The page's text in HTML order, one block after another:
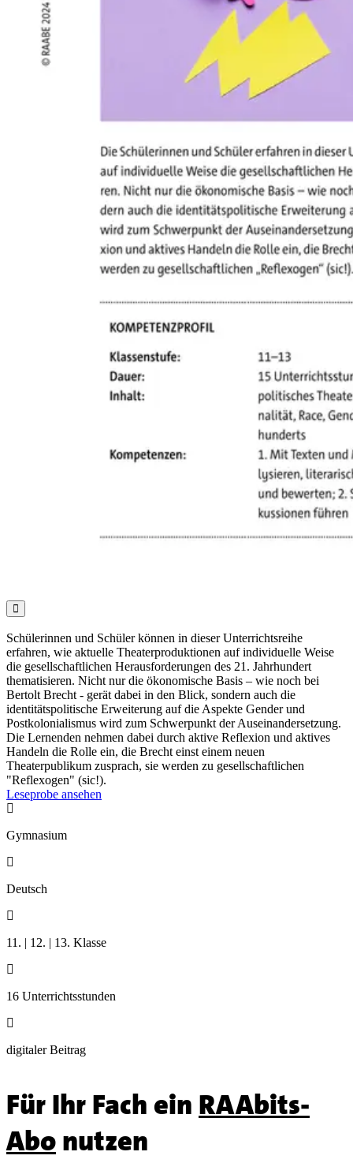

Schülerinnen und Schüler können in dieser Unterrichtsreihe
erfahren, wie aktuelle Theaterproduktionen auf individuelle Weise
die gesellschaftlichen Herausforderungen des 21. Jahrhundert
thematisieren. Nicht nur die ökonomische Basis – wie noch bei
Bertolt Brecht - gerät dabei in den Blick, sondern auch die
identitätspolitische Erweiterung auf die Aspekte Gender und
Postkolonialismus wird zum Schwerpunkt der Auseinandersetzung.
Die Lernenden nehmen dabei durch aktive Reflexion und aktives
Handeln die Rolle ein, die Brecht einst einem neuen
Theaterpublikum zusprach, sie werden zu gesellschaftlichen
"Reflexogen" (sic!).
Leseprobe ansehen

Gymnasium

Deutsch

11. | 12. | 13. Klasse

16 Unterrichtsstunden

digitaler Beitrag
Für Ihr Fach ein RAAbits-
Abonutzen